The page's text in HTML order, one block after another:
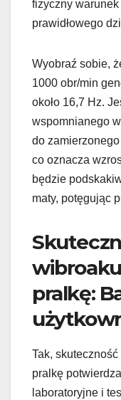
fizyczny
prawidłowego
Wyobraź sobie,
1000 obr/min
około 16,7 Hz.
wspomnianego
do
co oznacza
będzie
maty, potęgując
pralkę:
Tak,
pralkę
laboratoryjne i